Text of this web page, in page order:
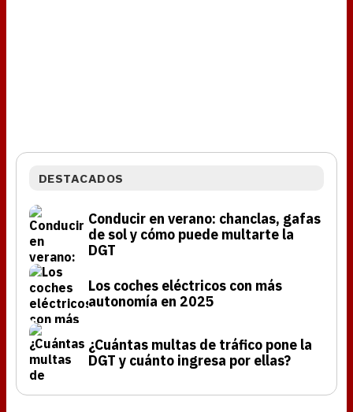
DESTACADOS
Conducir en verano: chanclas, gafas
de sol y cómo puede multarte la
DGT
Los coches eléctricos con más
autonomía en 2025
¿Cuántas multas de tráfico pone la
DGT y cuánto ingresa por ellas?